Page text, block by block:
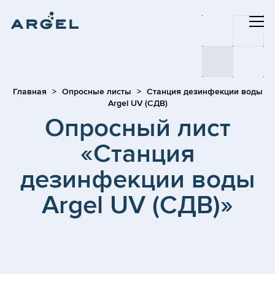
Главная Опросные листы
Станция дезинфекции воды
Argel UV (СДВ)
Опросный лист
«Станция
дезинфекции воды
Argel UV (СДВ)»